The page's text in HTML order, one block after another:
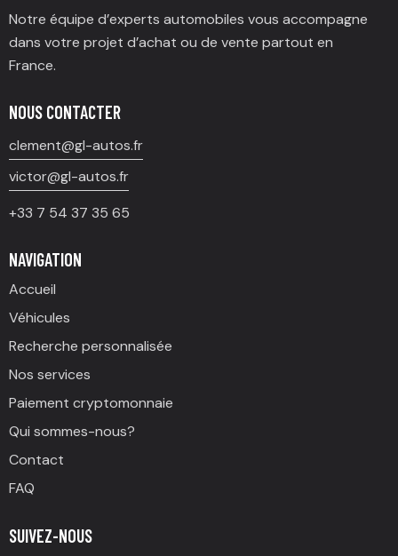
Notre équipe d’experts automobiles vous accompagne
dans votre projet d’achat ou de vente partout en
France.
NOUS CONTACTER
clement@gl-autos.fr
victor@gl-autos.fr
+33 7 54 37 35 65
NAVIGATION
Accueil
Véhicules
Recherche personnalisée
Nos services
Paiement cryptomonnaie
Qui sommes-nous?
Contact
FAQ
SUIVEZ-NOUS